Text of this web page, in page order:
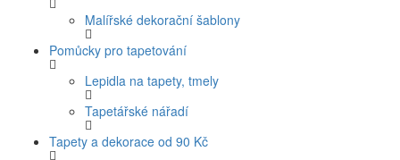
Malířské dekorační šablony
Pomůcky pro tapetování
Lepidla na tapety, tmely
Tapetářské nářadí
Tapety a dekorace od 90 Kč